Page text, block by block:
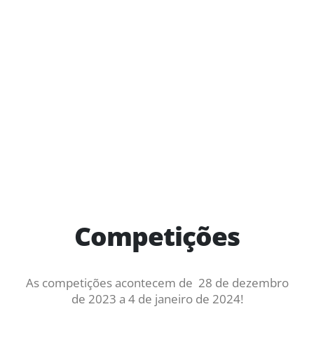
Competições
As competições acontecem de 28 de dezembro
de 2023 a 4 de janeiro de 2024!